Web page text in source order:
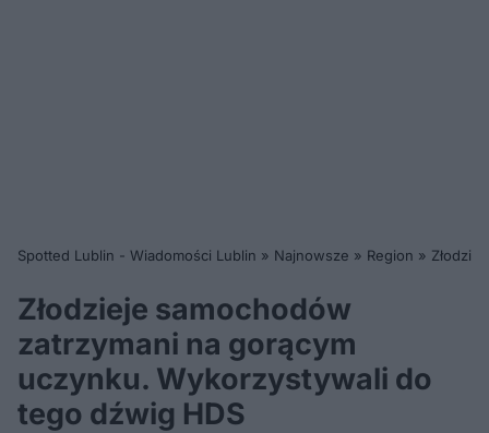
Spotted Lublin - Wiadomości Lublin » Najnowsze » Region »
Złodzieje samochodów
zatrzymani na gorącym
uczynku. Wykorzystywali do
tego dźwig HDS